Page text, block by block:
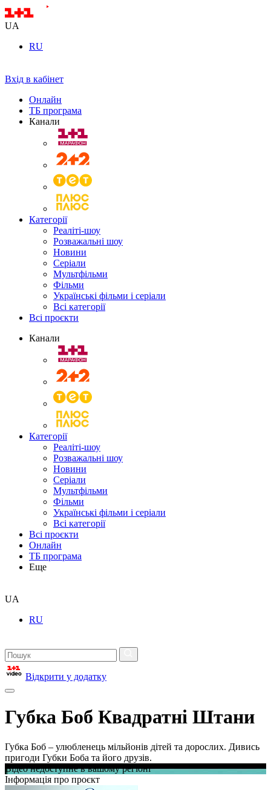
UA
RU
Вхід в кабінет
Онлайн
ТБ програма
Канали
Категорії
Реаліті-шоу
Розважальні шоу
Новини
Серіали
Мультфільми
Фільми
Українські фільми і серіали
Всі категорії
Всі проєкти
Канали
Категорії
Реаліті-шоу
Розважальні шоу
Новини
Серіали
Мультфільми
Фільми
Українські фільми і серіали
Всі категорії
Всі проєкти
Онлайн
ТБ програма
Еще
UA
RU
Відкрити у додатку
Губка Боб Квадратні Штани
Губка Боб – улюбленець мільйонів дітей та дорослих. Дивись
пригоди Губки Боба та його друзів.
Відео недоступне в вашому регіоні
Інформація про проєкт